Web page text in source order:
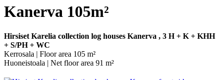
Kanerva 105m²
Hirsiset Karelia collection log houses Kanerva , 3 H + K + KHH
+ S/PH + WC
Kerrosala | Floor area 105 m²
Huoneistoala | Net floor area 91 m²